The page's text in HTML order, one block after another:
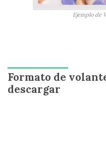
Ejemplo de
Formato de
descargar